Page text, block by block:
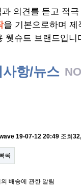
의견를 듣고 적
을 기본으로하며
웻슈트 브랜드입니
사항/뉴스
19-07-12 20:49 조회
록
배송에 관한 알림